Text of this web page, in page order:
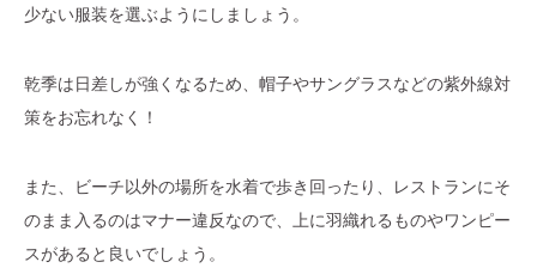
少ない服装を選ぶようにしましょう。
乾季は日差しが強くなるため、帽子やサングラスなどの紫外線対
策をお忘れなく！
また、ビーチ以外の場所を水着で歩き回ったり、レストランにそ
のまま入るのはマナー違反なので、上に羽織れるものやワンピー
スがあると良いでしょう。